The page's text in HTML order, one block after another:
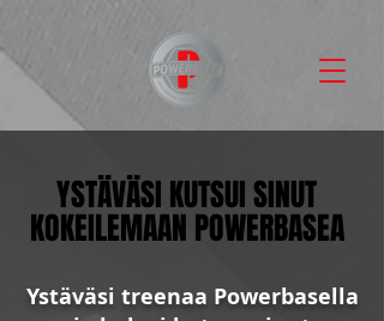
YSTÄVÄSI KUTSUI SINUT
KOKEILEMAAN POWERBASEA
YSTÄVÄSI KUTSUI SINUT
KOKEILEMAAN POWERBASEA
Ystäväsi treenaa Powerbasella